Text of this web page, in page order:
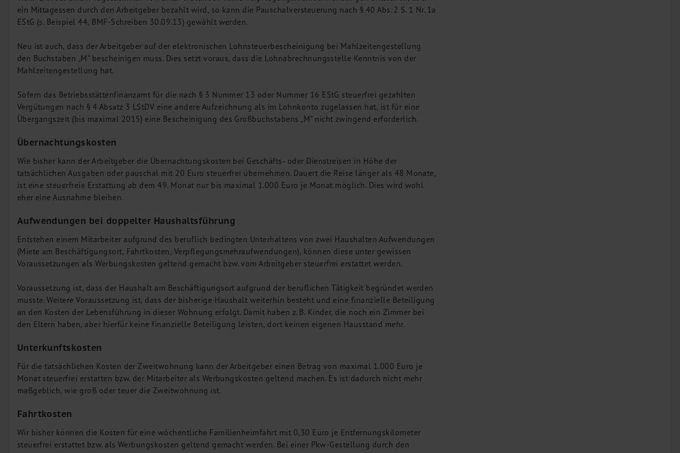
ein Mittagessen durch den Arbeitgeber bezahlt wird, so kann die Pauschalversteuerung nach § 40 Abs. 2 S. 1 Nr. 1a
EStG (s. Beispiel 44, BMF-Schreiben 30.09.13) gewählt werden.
Neu ist auch, dass der Arbeitgeber auf der elektronischen Lohnsteuerbescheinigung bei Mahlzeitengestellung
den Buchstaben „M“ bescheinigen muss. Dies setzt voraus, dass die Lohnabrechnungsstelle Kenntnis von der
Mahlzeitengestellung hat.
Sofern das Betriebsstättenfinanzamt für die nach § 3 Nummer 13 oder Nummer 16 EStG steuerfrei gezahlten
Vergütungen nach § 4 Absatz 3 LStDV eine andere Aufzeichnung als im Lohnkonto zugelassen hat, ist für eine
Übergangszeit (bis maximal 2015) eine Bescheinigung des Großbuchstabens „M“ nicht zwingend erforderlich.
Übernachtungskosten
Wie bisher kann der Arbeitgeber die Übernachtungskosten bei Geschäfts- oder Dienstreisen in Höhe der
tatsächlichen Ausgaben oder pauschal mit 20 Euro steuerfrei übernehmen. Dauert die Reise länger als 48 Monate,
ist eine steuerfreie Erstattung ab dem 49. Monat nur bis maximal 1.000 Euro je Monat möglich. Dies wird wohl
eher eine Ausnahme bleiben.
Aufwendungen bei doppelter Haushaltsführung
Entstehen einem Mitarbeiter aufgrund des beruflich bedingten Unterhaltens von zwei Haushalten Aufwendungen
(Miete am Beschäftigungsort, Fahrtkosten, Verpflegungsmehraufwendungen), können diese unter gewissen
Voraussetzungen als Werbungskosten geltend gemacht bzw. vom Arbeitgeber steuerfrei erstattet werden.
Voraussetzung ist, dass der Haushalt am Beschäftigungsort aufgrund der beruflichen Tätigkeit begründet werden
musste. Weitere Voraussetzung ist, dass der bisherige Haushalt weiterhin besteht und eine finanzielle Beteiligung
an den Kosten der Lebensführung in dieser Wohnung erfolgt. Damit haben z. B. Kinder, die noch ein Zimmer bei
den Eltern haben, aber hierfür keine finanzielle Beteiligung leisten, dort keinen eigenen Hausstand mehr.
Unterkunftskosten
Für die tatsächlichen Kosten der Zweitwohnung kann der Arbeitgeber einen Betrag von maximal 1.000 Euro je
Monat steuerfrei erstatten bzw. der Mitarbeiter als Werbungskosten geltend machen. Es ist dadurch nicht mehr
maßgeblich, wie groß oder teuer die Zweitwohnung ist.
Fahrtkosten
Wir bisher können die Kosten für eine wöchentliche Familienheimfahrt mit 0,30 Euro je Entfernungskilometer
steuerfrei erstattet bzw. als Werbungskosten geltend gemacht werden. Bei einer Pkw-Gestellung durch den